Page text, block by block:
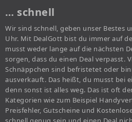
… schnell
Wir sind schnell, geben unser Bestes
Uhr. Mit DealGott bist du immer auf
musst weder lange auf die nächsten
sorgen, dass du einen Deal verpasst.
Schnäppchen sind befristetet oder
ausverkauft. Das heißt, du musst bei
denn sonst ist alles weg. Das ist oft
Kategorien wie zum Beispiel
Preisfehler, Gutscheine und